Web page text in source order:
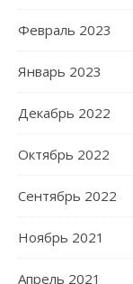
Февраль 2023
Январь 2023
Декабрь 2022
Октябрь 2022
Сентябрь 2022
Ноябрь 2021
Апрель 2021